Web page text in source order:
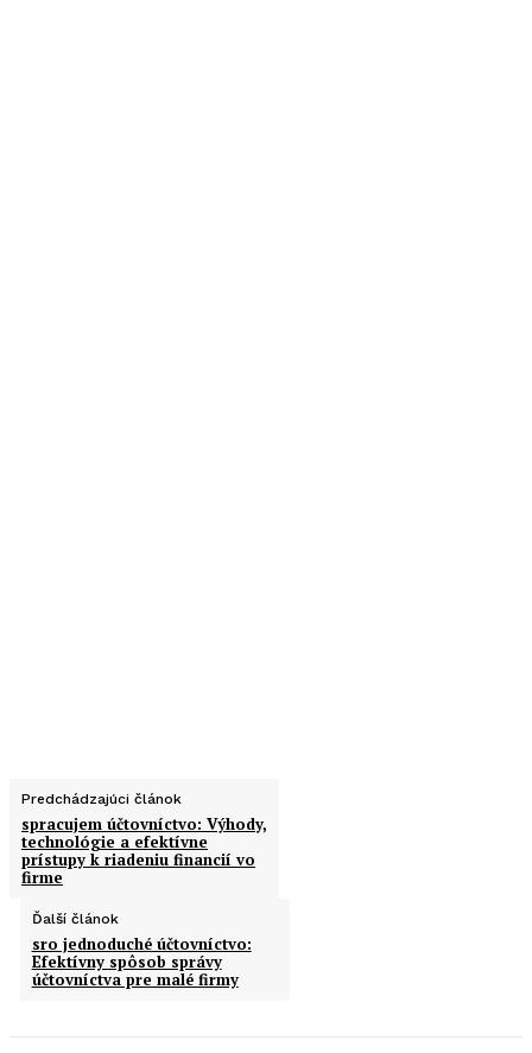
Predchádzajúci článok
spracujem účtovníctvo: Výhody,
technológie a efektívne
prístupy k riadeniu financií vo
firme
Ďalší článok
sro jednoduché účtovníctvo:
Efektívny spôsob správy
účtovníctva pre malé firmy